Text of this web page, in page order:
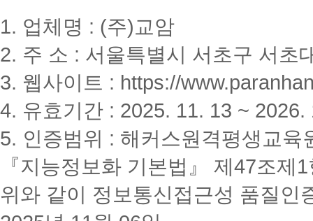
1. 업체명 : (주)교암
2. 주 소 : 서울특별시 서초구 서초
3. 웹사이트 : https://
4. 유효기간 : 2025. 11. 13 ~ 2026.
5. 인증범위 : 해커스원격평생교육
『지능정보화 기본법』 제47조
위와 같이 정보통신접근성 품질인